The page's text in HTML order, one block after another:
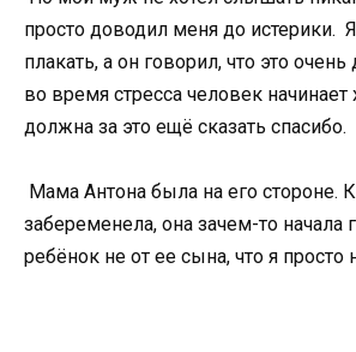
просто доводил меня до истерики.
плакать, а он говорил, что это
во время стресса человек начинает
должна за это ещё сказать спасибо.
Мама Антона была на его стороне.
забеременела, она зачем-то начала
ребёнок не от ее сына, что я просто